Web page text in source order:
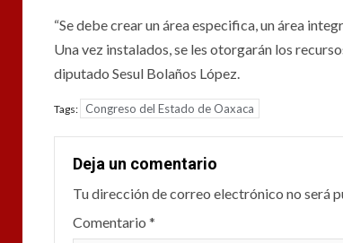
“Se debe crear un área especifica, un área
Una vez instalados, se les otorgarán los
diputado Sesul Bolaños López.
Tags: Congreso del Estado de Oaxaca
Deja un comentario
Tu dirección de correo electrónico no será
Comentario *